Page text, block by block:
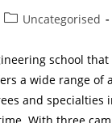
PostUncategorised
school
a wide range of
and specialties